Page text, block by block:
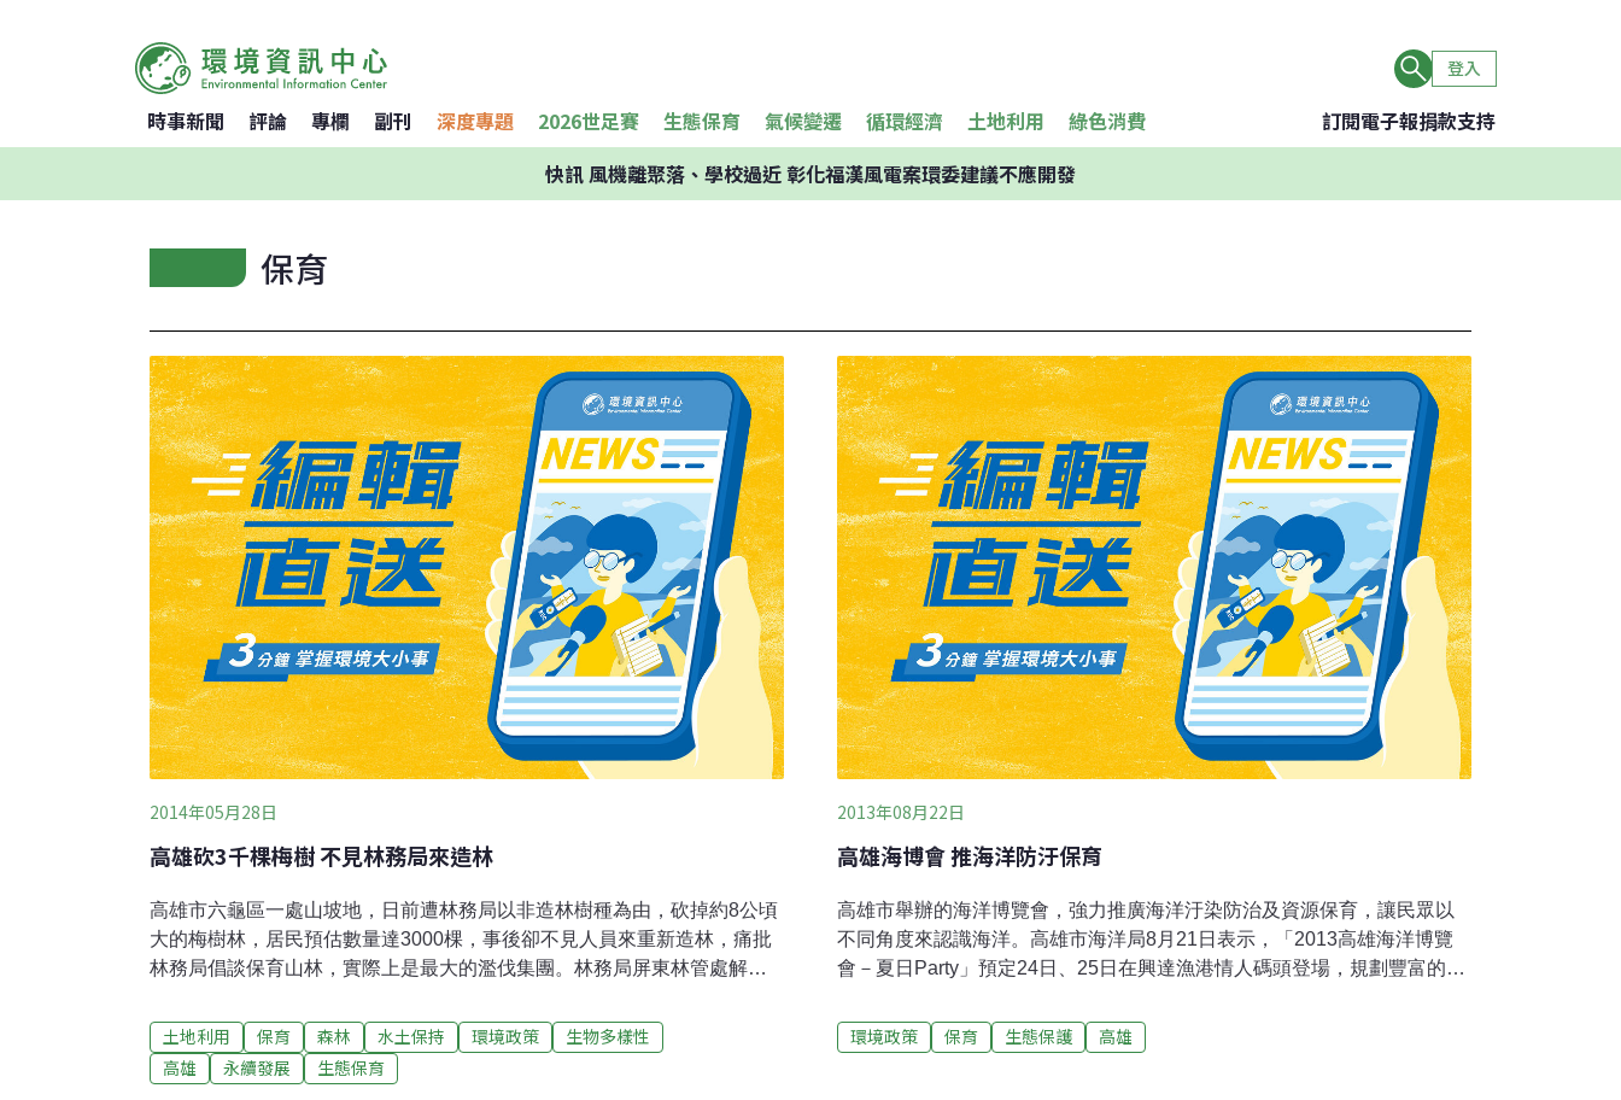
登入
時事新聞 評論 專欄 副刊 深度專題 2026世足賽 生態保育 氣候變遷 循環經濟 土地利用 綠色消費 訂閱電子報捐款支持
快訊風機離聚落、學校過近 彰化福漢風電案環委建議不應開發
保育
2014年05月28日
高雄砍3千棵梅樹 不見林務局來造林
高雄市六龜區一處山坡地，日前遭林務局以非造林樹種為由，砍掉約8公頃
大的梅樹林，居民預估數量達3000棵，事後卻不見人員來重新造林，痛批
林務局倡談保育山林，實際上是最大的濫伐集團。林務局屏東林管處解
導，今年才動手剷除，但數量應沒有到3000棵這麼多。「林務局的工作不
是保護樹木嗎？」居民批評，被砍掉的樹木中，不少為30、40年的大樹，
根部在地底下交錯，早已牢牢抓住土壤，林務局卻選擇將它們砍掉，還表
土地利用 保育 森林 水土保持 環境政策
生物多樣性
高雄
永續發展 生態保育
2013年08月22日
高雄海博會 推海洋防汙保育
高雄市舉辦的海洋博覽會，強力推廣海洋汙染防治及資源保育，讓民眾以
不同角度來認識海洋。高雄市海洋局8月21日表示，「2013高雄海洋博覽
會－夏日Party」預定24日、25日在興達漁港情人碼頭登場，規劃豐富的展
「海洋汙染防治及資源保育專區」邀請多個海洋機關團體設攤展覽，提供
海洋汙染防治工作的除汙應變器材、高科技海洋監測鑽探採樣器材、絕美
環境政策 保育 生態保護 高雄